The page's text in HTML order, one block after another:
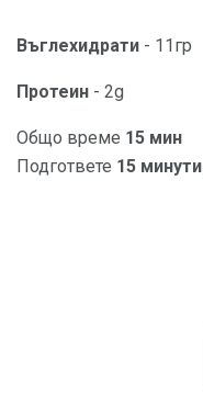
Въглехидрати - 11гр
Протеин - 2g
Общо време 15 мин
Подгответе 15 минути